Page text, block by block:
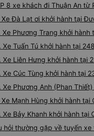
8 xe khách đi Thuận An
Xe Đà Lạt ơi khởi hành tại
Xe Phương Trang khởi hành
Xe Tuấn Tú khởi hành tại
Xe Liên Hưng khởi hành tại
Xe Cúc Tùng khởi hành tại
Xe Phương Anh (Phan
Xe Mạnh Hùng khởi hành tại
Xe Bảy Khanh khởi hành tại
hỏi thường gặp về tuyến xe